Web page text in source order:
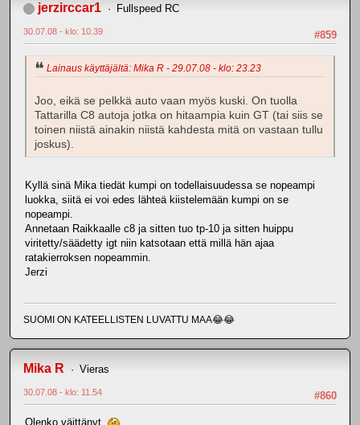
jerzirccar1 Fullspeed RC
#859
30.07.08 - klo: 10.39
Lainaus käyttäjältä: Mika R - 29.07.08 - klo: 23.23
Joo, eikä se pelkkä auto vaan myös kuski. On tuolla
Tattarilla C8 autoja jotka on hitaampia kuin GT (tai siis se
toinen niistä ainakin niistä kahdesta mitä on vastaan tullu
joskus).
Kyllä sinä Mika tiedät kumpi on todellaisuudessa se nopeampi
luokka, siitä ei voi edes lähteä kiistelemään kumpi on se
nopeampi.
Annetaan Raikkaalle c8 ja sitten tuo tp-10 ja sitten huippu
viritetty/säädetty igt niin katsotaan että millä hän ajaa
ratakierroksen nopeammin.
Jerzi
SUOMI ON KATEELLISTEN LUVATTU MAA😂😂
Mika R Vieras
#860
30.07.08 - klo: 11.54
Olenko väittänyt